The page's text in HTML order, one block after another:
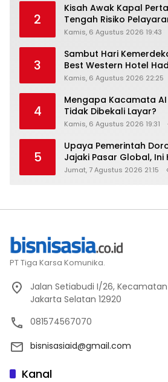
2
Kisah Awak Kapal
Tengah Risiko
Kamis, 6 Agustus 2026 19:43
3
Sambut Hari
Best Western Hotel
Stay Diskon Hingga 45%
Kamis, 6 Agustus 2026 22:25
4
Mengapa Kacamata
Tidak Dibekali Layar?
Kamis, 6 Agustus 2026 19:31
5
Upaya Pemerintah
Jajaki Pasar Global,
Perindustrian RI Lewat
Jumat, 7 Agustus 2026 21:15
PT Tiga Karsa Komunika.
Jalan Setiabudi I/26,
Jakarta Selatan 12920
081574567070
bisnisasiaid@gmail.com
Kanal